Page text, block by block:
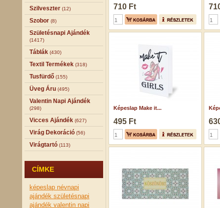
Szilveszter (12)
Szobor (8)
Születésnapi Ajándék
(1417)
Táblák (430)
Textil Termékek (318)
Tusfürdő (155)
Üveg Áru (495)
Valentin Napi Ajándék
(298)
Vicces Ajándék (627)
Virág Dekoráció (56)
Virágtartó (113)
CÍMKE
képeslap névnapi
ajándék születésnapi
ajándék valentin napi
710 Ft
Képeslap Make it...
495 Ft